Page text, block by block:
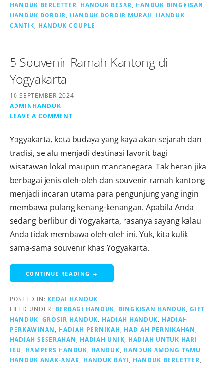
HANDUK BERLETTER
HANDUK BESAR HANDUK BINGKISAN
HANDUK BORDIR
HANDUK BORDIR MURAH
HANDUK
CANTIK
HANDUK COUPLE
5 Souvenir Ramah Kantong di
Yogyakarta
10 SEPTEMBER 2024
ADMINHANDUK
LEAVE A COMMENT
Yogyakarta, kota budaya yang kaya akan sejarah dan
tradisi, selalu menjadi destinasi favorit bagi
wisatawan lokal maupun mancanegara. Tak heran jika
berbagai jenis oleh-oleh dan souvenir ramah kantong
menjadi incaran utama para pengunjung yang ingin
membawa pulang kenang-kenangan. Apabila Anda
sedang berlibur di Yogyakarta, rasanya sayang kalau
Anda tidak membawa oleh-oleh ini. Yuk, kita kulik
sama-sama souvenir khas Yogyakarta.
CONTINUE READING →
POSTED IN: KEDAI HANDUK
FILED UNDER: BERBAGI HANDUK, BINGKISAN HANDUK, GIFT
HANDUK, GROSIR HANDUK, HADIAH HANDUK, HADIAH
PERKAWINAN, HADIAH PERNIKAH, HADIAH PERNIKAHAN,
HADIAH SESERAHAN, HADIAH UNIK, HADIAH UNTUK HARI
IBU, HAMPERS HANDUK, HANDUK, HANDUK AMONG TAMU,
HANDUK ANAK-ANAK, HANDUK BAYI, HANDUK BERLETTER,